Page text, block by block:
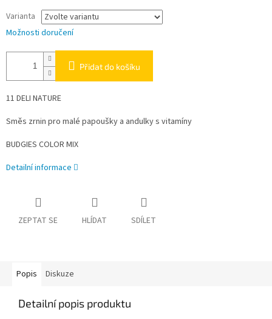
Varianta
Možnosti doručení
Přidat do košíku
11 DELI NATURE
Směs zrnin pro malé papoušky a andulky s vitamíny
BUDGIES COLOR MIX
Detailní informace
ZEPTAT SE HLÍDAT SDÍLET
Popis Diskuze
Detailní popis produktu